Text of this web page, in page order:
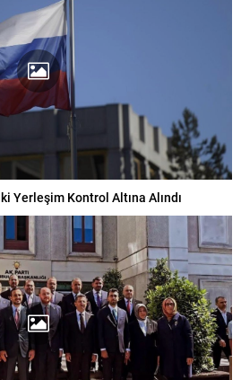
Yerleşim Kontrol Altına Alındı